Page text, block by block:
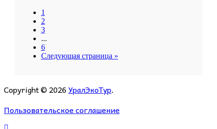
1
2
3
...
6
Следующая страница »
Copyright © 2026УралЭкоТур.
Пользовательское соглашение